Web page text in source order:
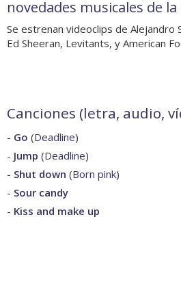
novedades musicales de
Se estrenan videoclips de Alejandro
Ed Sheeran, Levitants, y American
Canciones (letra, audio,
- Go (Deadline)
- Jump (Deadline)
- Shut down (Born pink)
- Sour candy
- Kiss and make up